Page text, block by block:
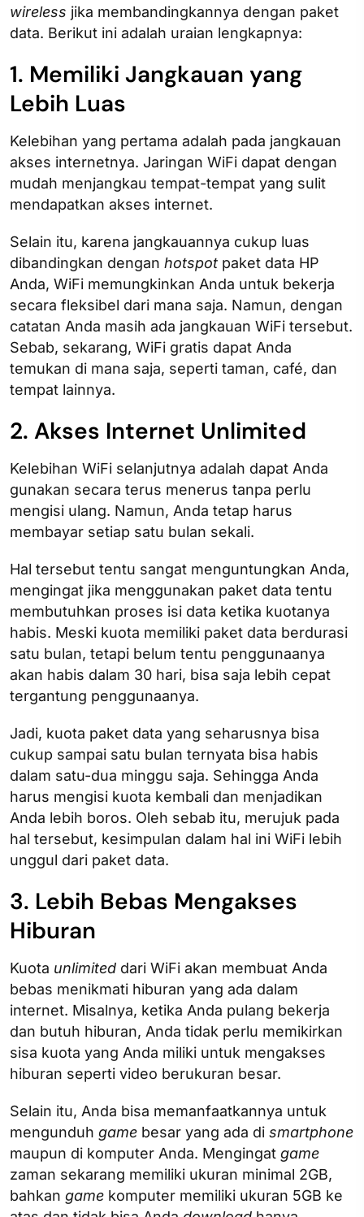
wireless jika membandingkannya dengan paket
data. Berikut ini adalah uraian lengkapnya:
1. Memiliki Jangkauan yang
Lebih Luas
Kelebihan yang pertama adalah pada jangkauan
akses internetnya. Jaringan WiFi dapat dengan
mudah menjangkau tempat-tempat yang sulit
mendapatkan akses internet.
Selain itu, karena jangkauannya cukup luas
dibandingkan dengan hotspot paket data HP
Anda, WiFi memungkinkan Anda untuk bekerja
secara fleksibel dari mana saja. Namun, dengan
catatan Anda masih ada jangkauan WiFi tersebut.
Sebab, sekarang, WiFi gratis dapat Anda
temukan di mana saja, seperti taman, café, dan
tempat lainnya.
2. Akses Internet Unlimited
Kelebihan WiFi selanjutnya adalah dapat Anda
gunakan secara terus menerus tanpa perlu
mengisi ulang. Namun, Anda tetap harus
membayar setiap satu bulan sekali.
Hal tersebut tentu sangat menguntungkan Anda,
mengingat jika menggunakan paket data tentu
membutuhkan proses isi data ketika kuotanya
habis. Meski kuota memiliki paket data berdurasi
satu bulan, tetapi belum tentu penggunaanya
akan habis dalam 30 hari, bisa saja lebih cepat
tergantung penggunaanya.
Jadi, kuota paket data yang seharusnya bisa
cukup sampai satu bulan ternyata bisa habis
dalam satu-dua minggu saja. Sehingga Anda
harus mengisi kuota kembali dan menjadikan
Anda lebih boros. Oleh sebab itu, merujuk pada
hal tersebut, kesimpulan dalam hal ini WiFi lebih
unggul dari paket data.
3. Lebih Bebas Mengakses
Hiburan
Kuota unlimited dari WiFi akan membuat Anda
bebas menikmati hiburan yang ada dalam
internet. Misalnya, ketika Anda pulang bekerja
dan butuh hiburan, Anda tidak perlu memikirkan
sisa kuota yang Anda miliki untuk mengakses
hiburan seperti video berukuran besar.
Selain itu, Anda bisa memanfaatkannya untuk
mengunduh game besar yang ada di smartphone
maupun di komputer Anda. Mengingat game
zaman sekarang memiliki ukuran minimal 2GB,
bahkan game komputer memiliki ukuran 5GB ke